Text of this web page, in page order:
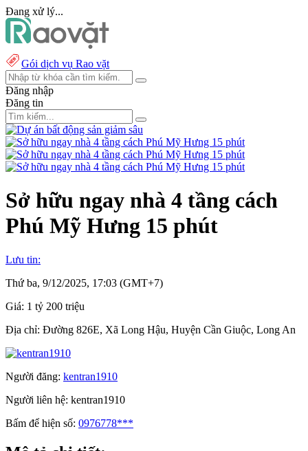
Đang xử lý...
Gói dịch vụ Rao vặt
Đăng nhập
Đăng tin
Sở hữu ngay nhà 4 tầng cách
Phú Mỹ Hưng 15 phút
Lưu tin:
Thứ ba, 9/12/2025, 17:03 (GMT+7)
Giá: 1 tỷ 200 triệu
Địa chỉ: Đường 826E, Xã Long Hậu, Huyện Cần Giuộc, Long An
Người đăng: kentran1910
Người liên hệ: kentran1910
Bấm để hiện số: 0976778***